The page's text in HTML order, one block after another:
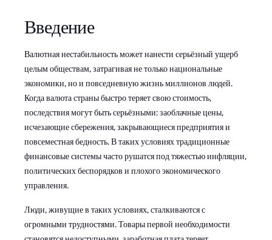
Введение
Валютная нестабильность может нанести серьёзный ущерб
целым обществам, затрагивая не только национальные
экономики, но и повседневную жизнь миллионов людей.
Когда валюта страны быстро теряет свою стоимость,
последствия могут быть серьёзными: заоблачные цены,
исчезающие сбережения, закрывающиеся предприятия и
повсеместная бедность. В таких условиях традиционные
финансовые системы часто рушатся под тяжестью инфляции,
политических беспорядков и плохого экономического
управления.
Люди, живущие в таких условиях, сталкиваются с
огромными трудностями. Товары первой необходимости